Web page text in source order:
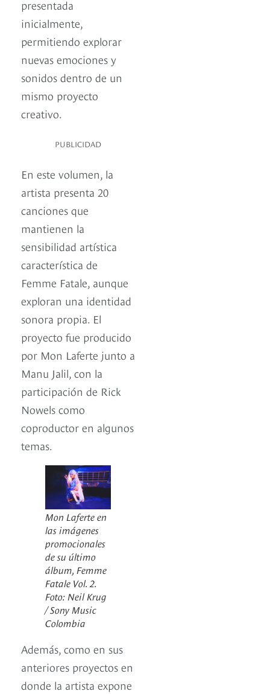
presentada
inicialmente,
permitiendo explorar
nuevas emociones y
sonidos dentro de un
mismo proyecto
creativo.
PUBLICIDAD
En este volumen, la
artista presenta 20
canciones que
mantienen la
sensibilidad artística
característica de
Femme Fatale, aunque
exploran una identidad
sonora propia. El
proyecto fue producido
por Mon Laferte junto a
Manu Jalil, con la
participación de Rick
Nowels como
coproductor en algunos
temas.
Mon Laferte en
las imágenes
promocionales
de su último
álbum, Femme
Fatale Vol. 2.
Foto: Neil Krug
/ Sony Music
Colombia
Además, como en sus
anteriores proyectos en
donde la artista expone